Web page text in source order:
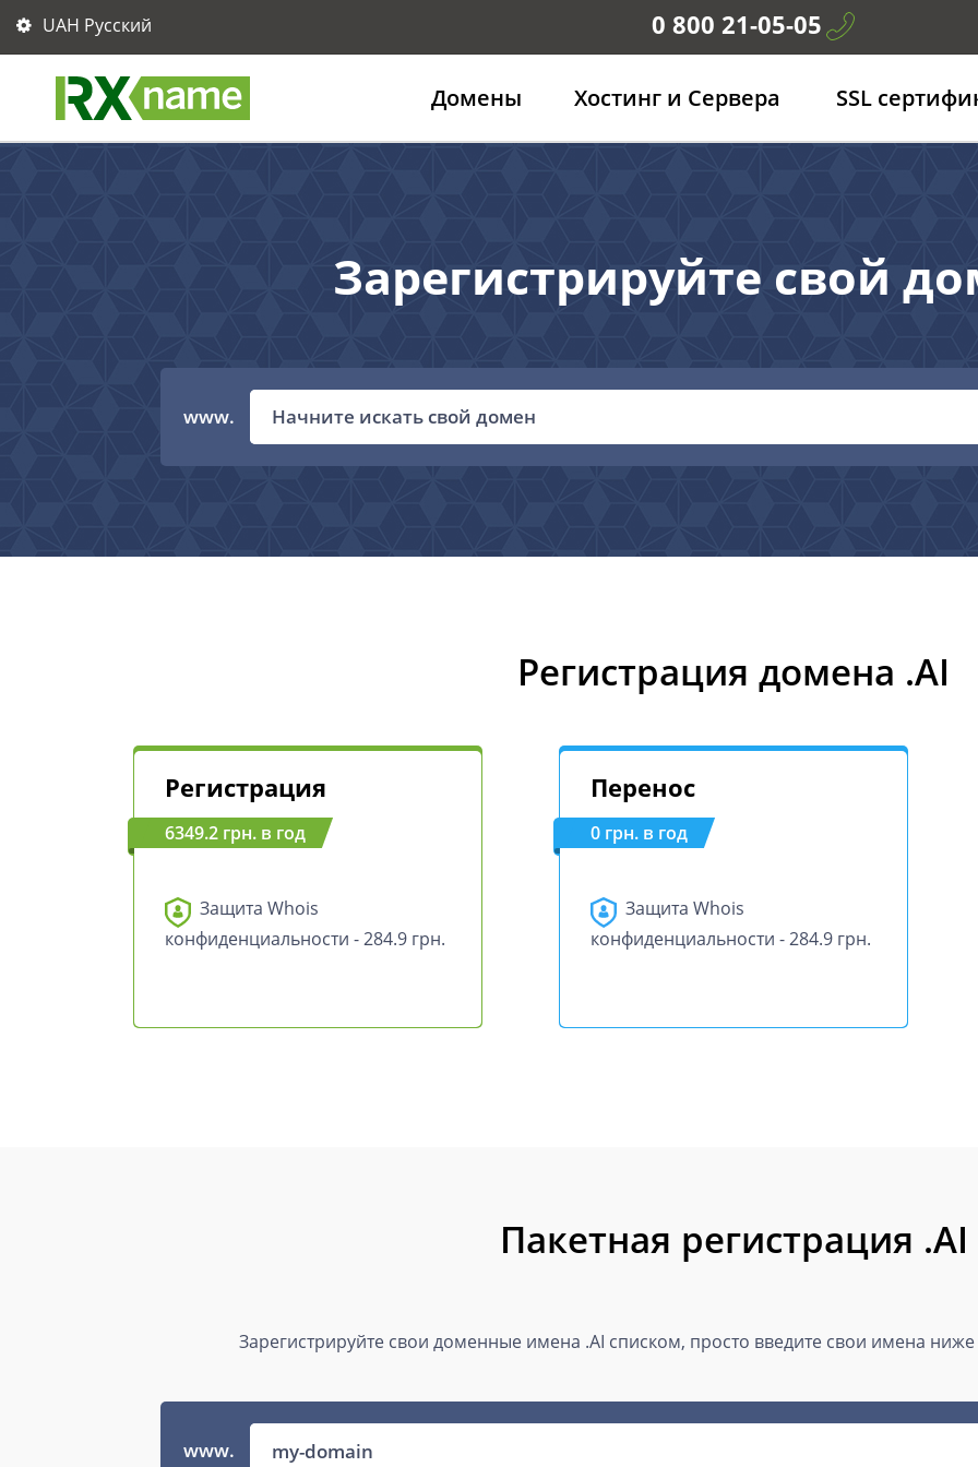
UAH Русский 0 800 21-05-05
Домены Хостинг и Сервера SSL
Зарегистрируйте свой
www.
Регистрация домена .AI
Регистрация
6349.2 грн. в год
Защита Whois
конфиденциальности - 284.9 грн.
Перенос
0 грн. в год
Защита Whois
конфиденциальности - 284.9 грн.
Пакетная регистрация .AI
Зарегистрируйте свои доменные имена .AI списком, просто введите свои имена
www.